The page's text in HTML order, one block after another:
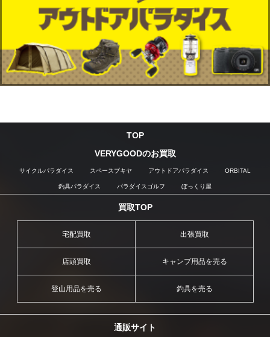
TOP
VERYGOODのお買取
サイクルパラダイス スペースブキヤ アウトドアパラダイス ORBITAL
釣具パラダイス パラダイスゴルフ ぼっくり屋
買取TOP
宅配買取 出張買取
店頭買取 キャンプ用品を売る
登山用品を売る 釣具を売る
通販サイト